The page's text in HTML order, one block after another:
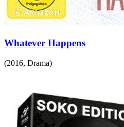
Whatever Happens
(2016, Drama)